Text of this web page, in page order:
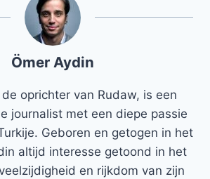
Ömer Aydin
oprichter van Rudaw, is een
journalist met een diepe passie
Geboren en getogen in het
altijd interesse getoond in het
en rijkdom van zijn